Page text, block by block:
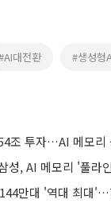
대전환 #생성형
조 투자…AI 메모리
성, AI 메모리 '풀라
만대 '역대 최대